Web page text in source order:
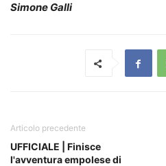
Simone Galli
Articolo precedente
UFFICIALE | Finisce
l'avventura empolese di